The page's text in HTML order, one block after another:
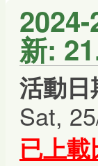
新:
活動日
Sat,
已上